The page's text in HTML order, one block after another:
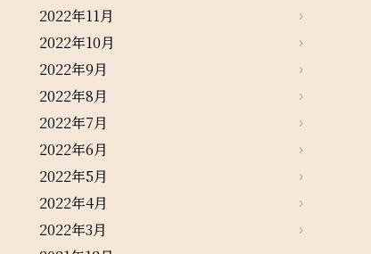
2022年11月
2022年10月
2022年9月
2022年8月
2022年7月
2022年6月
2022年5月
2022年4月
2022年3月